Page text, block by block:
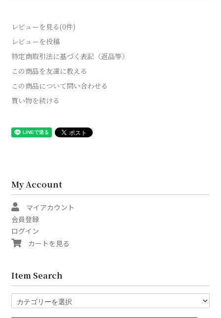
レビューを見る(0件)
レビューを投稿
特定商取引法に基づく表記（返品等）
この商品を友達に教える
この商品について問い合わせる
買い物を続ける
My Account
マイアカウント
会員登録
ログイン
カートを見る
Item Search